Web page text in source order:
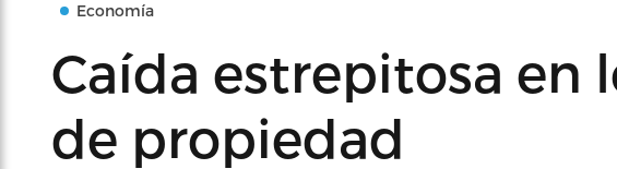
Economía
Caída estrepitosa en
de propiedad